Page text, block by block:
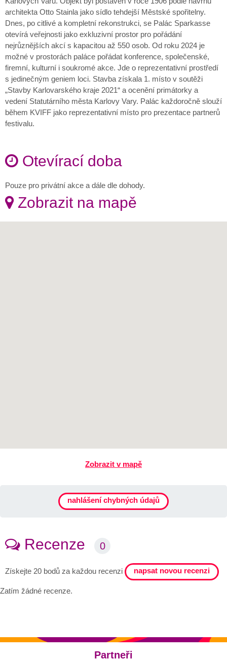
architekta Otto Stainla jako sídlo tehdejší Městské spořitelny.
Dnes, po citlivé a kompletní rekonstrukci, se Palác Sparkasse
otevírá veřejnosti jako exkluzivní prostor pro pořádání
nejrůznějších akcí s kapacitou až 550 osob. Od roku 2024 je
možné v prostorách paláce pořádat konference, společenské,
firemní, kulturní i soukromé akce. Jde o reprezentativní prostředí
s jedinečným geniem loci. Stavba získala 1. místo v soutěži
„Stavby Karlovarského kraje 2021“ a ocenění primátorky a
vedení Statutárního města Karlovy Vary. Palác každoročně slouží
během KVIFF jako reprezentativní místo pro prezentace partnerů
festivalu.
Otevírací doba
Pouze pro privátní akce a dále dle dohody.
Zobrazit na mapě
Zobrazit v mapě
nahlášení chybných údajů
Recenze 0
Získejte 20 bodů za každou recenzi napsat novou recenzi
Zatím žádné recenze.
Partneři